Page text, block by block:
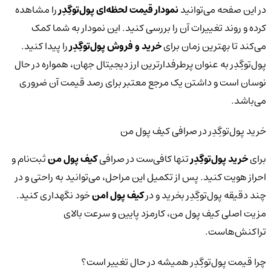
در این صفحه می‌توانیدنمودار قیمت لحظه‌ای پول‌توگِدِررا مشاهده
کرده و روند تغییرات آن را بررسی کنید. این نمودار به شما کمک
می‌کند تا بهترین زمان برایخرید و فروش پول‌توگِدِررا پیدا کنید.
پول‌توگِدِر به عنوان پرطرفدارترین ارز دیجیتال جهان، همواره در حال
نوسان است و داشتن یک مرجع معتبر برای رصد قیمت آن ضروری
می‌باشد.
خرید پول‌توگِدِر در صرافی کیف پول من
برایخرید پول‌توگِدِرتنها کافی‌ست در صرافیکیف پول منثبت‌نام و
احراز هویت کنید. پس از تکمیل این مراحل، می‌توانید به راحتی و در
چند دقیقه پول‌توگِدِر بخرید و درکیف پول امنخود نگهداری کنید.
مزیت اصلی کیف پول من، کارمزد پایین و سرعت بالای
تراکنش‌هاست.
چرا قیمت پول‌توگِدِر همیشه در حال تغییر است؟